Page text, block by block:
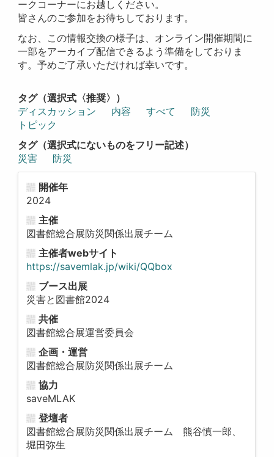
ークコーナーにお越しください。
皆さんのご参加をお待ちしております。
なお、この情報交換の様子は、オンライン開催期間に
一部をアーカイブ配信できるよう準備をしておりま
す。予めご了承いただければ幸いです。
タグ（選択式〈推奨〉）
ディスカッション
内容 すべて
防災
トピック
タグ（選択式にないものをフリー記述）
災害
防災
開催年
2024
主催
図書館総合展防災関係出展チーム
主催者webサイト
https://savemlak.jp/wiki/QQbox
ブース出展
災害と図書館2024
共催
図書館総合展運営委員会
企画・運営
図書館総合展防災関係出展チーム
協力
saveMLAK
登壇者
図書館総合展防災関係出展チーム 熊谷慎一郎、
堀田弥生